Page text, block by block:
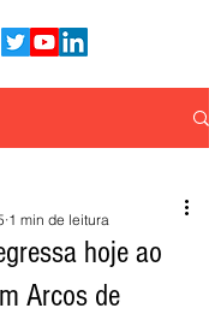
hoje ao
Arcos de
1 min de leitura